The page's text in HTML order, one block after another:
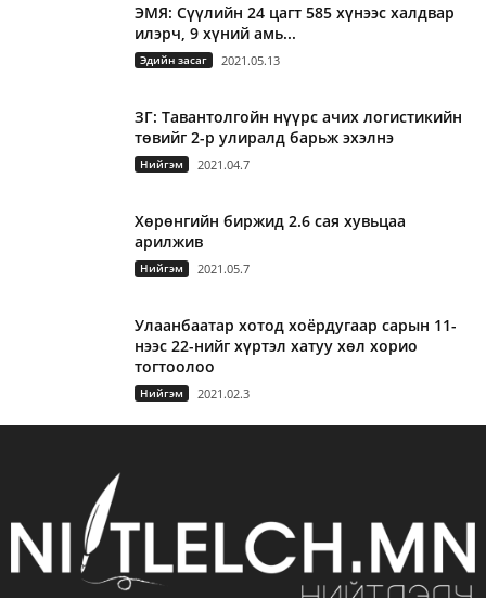
ЭМЯ: Сүүлийн 24 цагт 585 хүнээс халдвар
илэрч, 9 хүний амь...
Эдийн засаг 2021.05.13
ЗГ: Тавантолгойн нүүрс ачих логистикийн
төвийг 2-р улиралд барьж эхэлнэ
Нийгэм 2021.04.7
Хөрөнгийн биржид 2.6 сая хувьцаа
арилжив
Нийгэм 2021.05.7
Улаанбаатар хотод хоёрдугаар сарын 11-
нээс 22-нийг хүртэл хатуу хөл хорио
тогтоолоо
Нийгэм 2021.02.3